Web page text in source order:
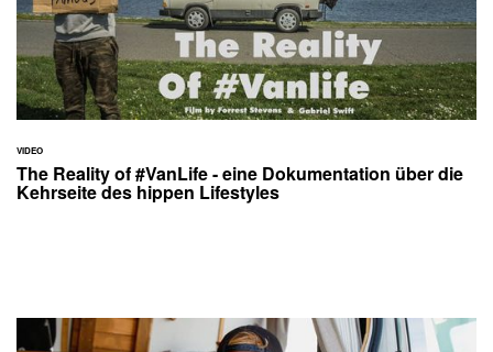
VIDEO
The Reality of #VanLife - eine Dokumentation über die
Kehrseite des hippen Lifestyles